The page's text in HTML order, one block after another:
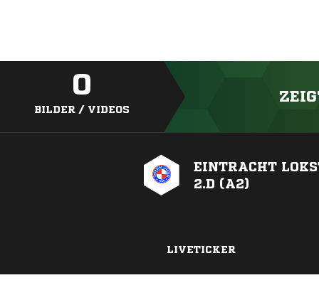
0
BILDER / VIDEOS
EINTRACHT
2.D (A2)
LIVETICKER